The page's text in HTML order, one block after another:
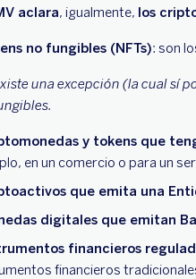
aclara, igualmente, los
no fungibles (NFTs): son
una excepción (la cual sí
y tokens que
en un comercio o para un
que emita una
digitales que emitan
financieros
financieros